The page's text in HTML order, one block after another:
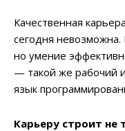
Качественная
сегодня
но умение
— такой же рабочий
язык
Карьеру строит